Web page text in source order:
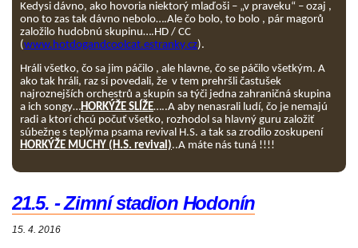
Kedysi dávno, ako hovoria niektorý mlaďoši – „v praveku“ – ozaj ,
ono to zas tak dávno nebolo….Ale čo bolo, to bolo , pár magorů
založilo hudobnú skupinu….HD / CC
(www.hotdogandcoolcat.estranky.cz).
Hráli všetko, čo sa jim páčilo , ale hlavne, čo se páčilo všetkým. A
ako tak hráli, raz si povedali, že v tem prehršli častušek
najroznejších orchestrů a skupín sa týči jedna zahraničná skupina
a ich songy…HORKÝŽE SLÍŽE…..A aby nenasrali ludí, čo je nemajú
radi a ktorí chcú počuť všetko, rozhodol sa hlavný guru založiť
súbežne s teplýma psama revival H.S. a tak sa zrodilo zoskupení
HORKÝŽE MUCHY (H.S. revival)..A máte nás tuná !!!!
21.5. - Zimní stadion Hodonín
15. 4. 2016